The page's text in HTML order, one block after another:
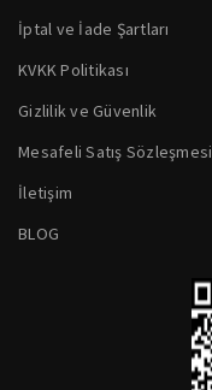
İptal ve İade Şartları
KVKK Politikası
Gizlilik ve Güvenlik
Mesafeli Satış Sözleşmesi
İletişim
BLOG